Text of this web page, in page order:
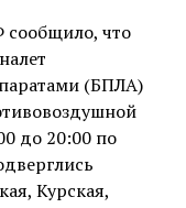
что
(БПЛА)
до 20:00 по
Курская,